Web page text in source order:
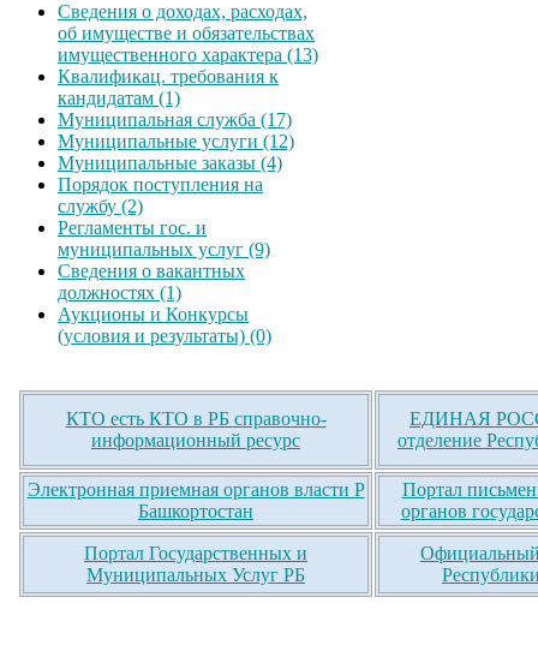
Сведения о доходах, расходах,
об имуществе и обязательствах
имущественного характера (13)
Квалификац. требования к
кандидатам (1)
Муниципальная служба (17)
Муниципальные услуги (12)
Муниципальные заказы (4)
Порядок поступления на
службу (2)
Регламенты гос. и
муниципальных услуг (9)
Сведения о вакантных
должностях (1)
Аукционы и Конкурсы
(условия и результаты) (0)
КТО есть КТО в РБ справочно-
информационный ресурс
ЕДИНАЯ
отделение
Электронная приемная органов власти Р
Башкортостан
Портал
органов
Портал Государственных и
Муниципальных Услуг РБ
Официальный